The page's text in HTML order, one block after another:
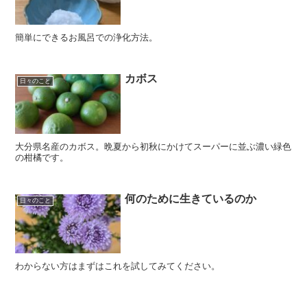
簡単にできるお風呂での浄化方法。
日々のこと カボス
大分県名産のカボス。晩夏から初秋にかけてスーパーに並ぶ濃い緑色
の柑橘です。
日々のこと 何のために生きているのか
わからない方はまずはこれを試してみてください。